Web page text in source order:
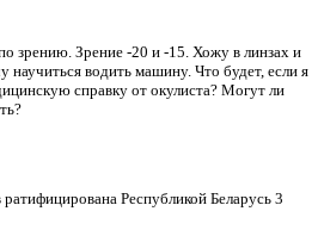
зрению. Зрение -20 и -15. Хожу в линзах и
водить машину. Что будет, если я
справку от окулиста? Могут ли
Республикой Беларусь 3